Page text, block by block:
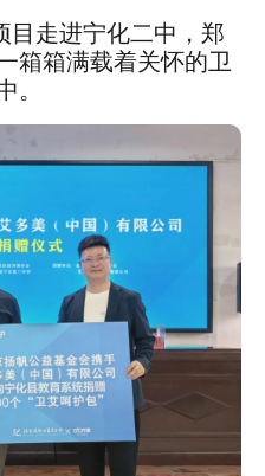
目走进宁化二中，郑
箱箱满载着关怀的卫
。